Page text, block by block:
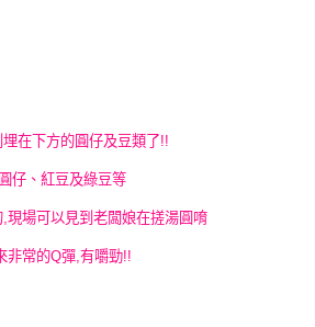
在下方的圓仔及豆類了!!
仔、紅豆及綠豆等
現場可以見到老闆娘在搓湯圓唷
非常的Q彈,有嚼勁!!